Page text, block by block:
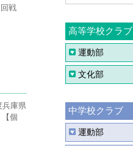
戦
庫県
個
高等学校クラブ
運動部
文化部
中学校クラブ
運動部